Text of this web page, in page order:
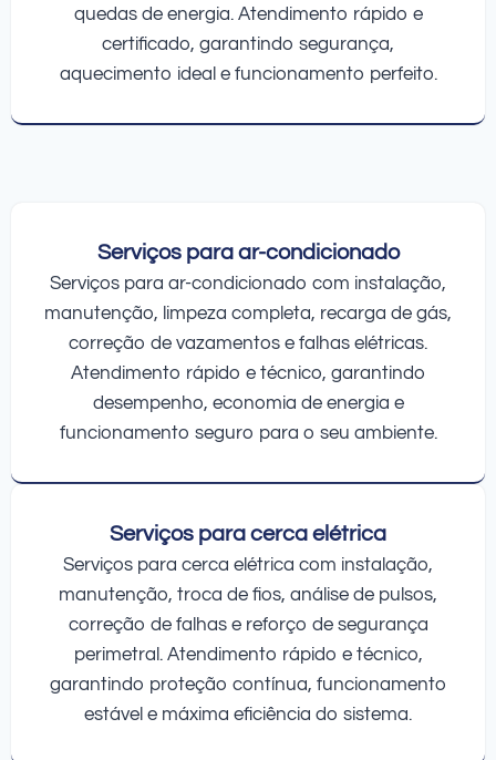
quedas de energia. Atendimento rápido e
certificado, garantindo segurança,
aquecimento ideal e funcionamento perfeito.
Serviços para ar-condicionado
Serviços para ar-condicionado com instalação,
manutenção, limpeza completa, recarga de gás,
correção de vazamentos e falhas elétricas.
Atendimento rápido e técnico, garantindo
desempenho, economia de energia e
funcionamento seguro para o seu ambiente.
Serviços para cerca elétrica
Serviços para cerca elétrica com instalação,
manutenção, troca de fios, análise de pulsos,
correção de falhas e reforço de segurança
perimetral. Atendimento rápido e técnico,
garantindo proteção contínua, funcionamento
estável e máxima eficiência do sistema.